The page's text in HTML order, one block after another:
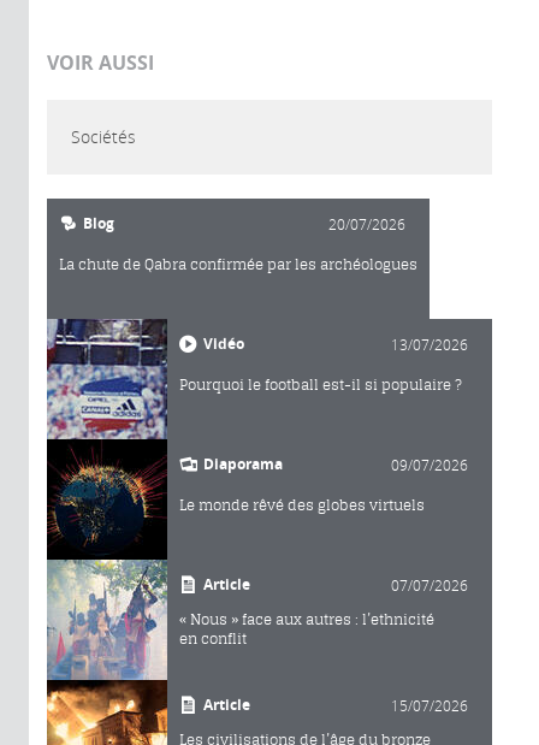
VOIR AUSSI
Sociétés
Blog 20/07/2026
La chute de Qabra confirmée par les archéologues
Vidéo 13/07/2026
Pourquoi le football est-il si populaire ?
Diaporama 09/07/2026
Le monde rêvé des globes virtuels
Article 07/07/2026
« Nous » face aux autres : l’ethnicité
en conflit
Article 15/07/2026
Les civilisations de l’âge du bronze